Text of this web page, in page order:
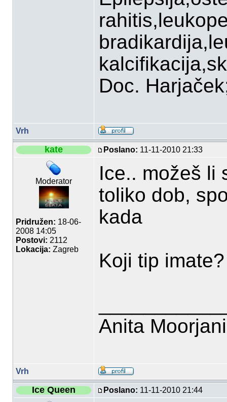
Doc.
Vrh
kate Poslano: 11-11-2010 21:33
Moderator
Pridružen: 18-06-
2008 14:05
Postovi: 2112
Lokacija: Zagreb
Ice.. možeš li
toliko dob,
kada
Koji tip imate?
Anita
Vrh
Ice Queen Poslano: 11-11-2010 21:44